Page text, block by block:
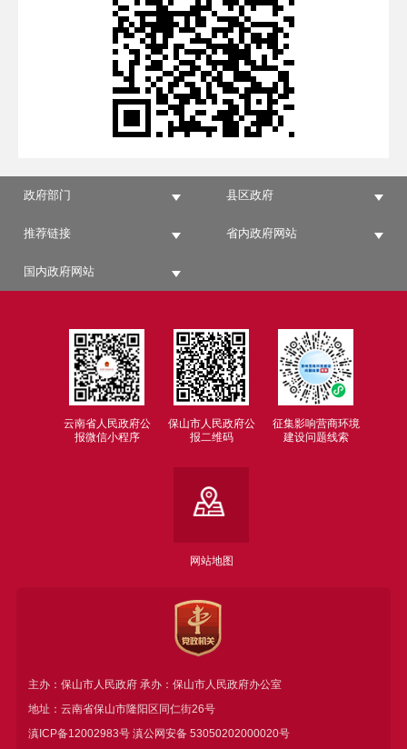
政府部门 县区政府
推荐链接 省内政府网站
国内政府网站
云南省人民政府公
报微信小程序
保山市人民政府公
报二维码
征集影响营商环境
建设问题线索
网站地图
主办：保山市人民政府 承办：保山市人民政府办公室
地址：云南省保山市隆阳区同仁街26号
滇ICP备12002983号滇公网安备 53050202000020号